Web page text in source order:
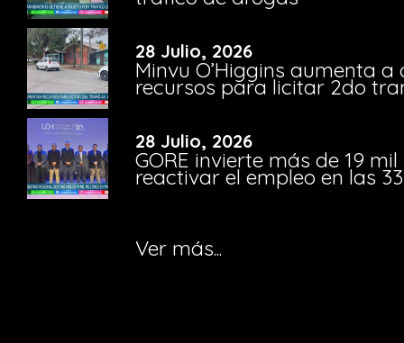
28 Julio, 2026
Minvu O’Higgins aumenta a
recursos para licitar 2do
28 Julio, 2026
GORE invierte más de 19
reactivar el empleo en las
Ver más...